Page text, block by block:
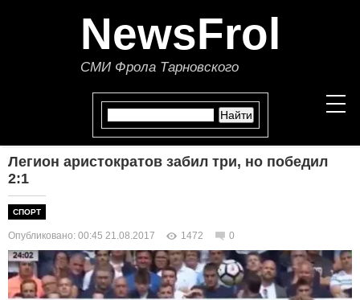
NewsFrol
СМИ Фрола Тарновского
ПОЛИТИКА
ЭКОНОМИКА
Легион аристократов забил три, но победил
2:1
СПОРТ
Опубликовано: 00:45 21.08.2017 1472 0